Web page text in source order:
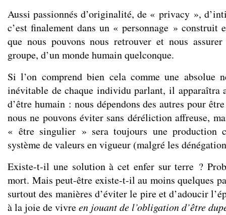
Aussi passionnés d’originalité, de « privacy »,
c’est finalement dans un « personnage » construit
que nous pouvons nous retrouver et nous assurer
groupe, d’un monde humain quelconque.
Si l’on comprend bien cela comme une absolue
inévitable de chaque individu parlant, il apparaîtra
d’être humain : nous dépendons des autres pour
nous ne pouvons éviter sans déréliction affreuse,
« être singulier » sera toujours une production
système de valeurs en vigueur (malgré les
Existe-t-il une solution à cet enfer sur terre ?
mort. Mais peut-être existe-t-il au moins quelques
surtout des manières d’éviter le pire et d’adoucir
à la joie de vivreen jouant de l’obligation d’être